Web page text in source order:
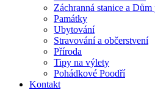
Záchranná stanice a
Památky
Ubytování
Stravování a občerstvení
Příroda
Tipy na výlety
Pohádkové Poodří
Kontakt